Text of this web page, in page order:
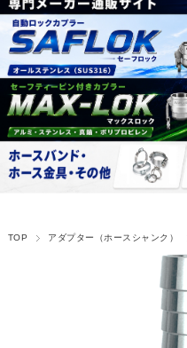
TOP アダプター（ホースシャンク）